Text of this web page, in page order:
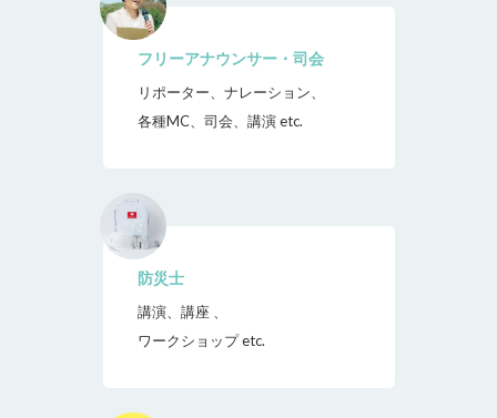
フリーアナウンサー・司会
リポーター、ナレーション、
各種MC、司会、講演 etc.
防災士
講演、講座 、
ワークショップ etc.